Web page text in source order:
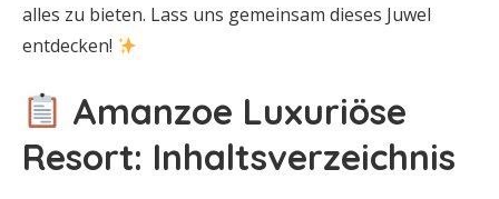
alles zu bieten. Lass uns gemeinsam dieses Juwel
entdecken!
Amanzoe Luxuriöse
Resort: Inhaltsverzeichnis